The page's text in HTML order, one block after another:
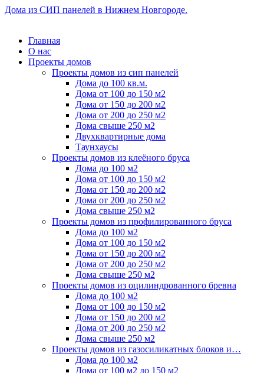
Дома из СИП панелей в Нижнем Новгороде.
Главная
О нас
Проекты домов
Проекты домов из сип панелей
Дома до 100 кв.м.
Дома от 100 до 150 м2
Дома от 150 до 200 м2
Дома от 200 до 250 м2
Дома свыше 250 м2
Двухквартирные дома
Таунхаусы
Проекты домов из клеёного бруса
Дома до 100 м2
Дома от 100 до 150 м2
Дома от 150 до 200 м2
Дома от 200 до 250 м2
Дома свыше 250 м2
Проекты домов из профилированного бруса
Дома до 100 м2
Дома от 100 до 150 м2
Дома от 150 до 200 м2
Дома от 200 до 250 м2
Дома свыше 250 м2
Проекты домов из оцилиндрованного бревна
Дома до 100 м2
Дома от 100 до 150 м2
Дома от 150 до 200 м2
Дома от 200 до 250 м2
Дома свыше 250 м2
Проекты домов из газосиликатных блоков и…
Дома до 100 м2
Дома от 100 м2 до 150 м2